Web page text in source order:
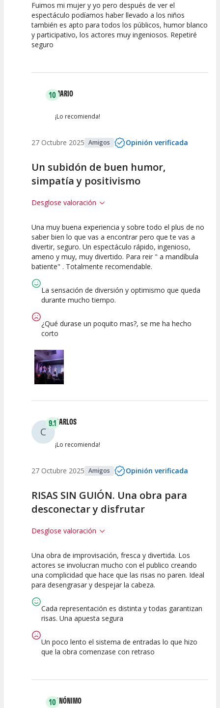
10
Calidad del
Espectáculo
10
Puesta en
Escena
10
Interpretación
artística
Fuimos mi mujer y yo pero después de ver el
espectáculo podíamos haber llevado a los niños
también es apto para todos los públicos, humor blanco
y participativo, los actores muy ingeniosos. Repetiré
seguro
10MARIO
¡Lo recomienda!
27 Octubre 2025 Amigos Opinión verificada
Un subidón de buen humor,
simpatía y positivismo
Desglose valoración
10
Calidad del
Espectáculo
10
Puesta en
Escena
10
Interpretación
artística
Una muy buena experiencia y sobre todo el plus de no
saber bien lo que vas a encontrar pero que te vas a
divertir, seguro. Un espectáculo rápido, ingenioso,
ameno y muy, muy divertido. Para reir " a mandíbula
batiente" . Totalmente recomendable.
La sensación de diversión y optimismo que queda
durante mucho tiempo.
¿Qué durase un poquito mas?, se me ha hecho
corto
C
9.1CARLOS
¡Lo recomienda!
27 Octubre 2025 Amigos Opinión verificada
RISAS SIN GUIÓN. Una obra para
desconectar y disfrutar
Desglose valoración
10
Calidad del
Espectáculo
7.5
Puesta en
Escena
10
Interpretación
artística
Una obra de improvisación, fresca y divertida. Los
actores se involucran mucho con el publico creando
una complicidad que hace que las risas no paren. Ideal
para desengrasar y despejar la cabeza.
Cada representación es distinta y todas garantizan
risas. Una apuesta segura
Un poco lento el sistema de entradas lo que hizo
que la obra comenzase con retraso
10ANÓNIMO